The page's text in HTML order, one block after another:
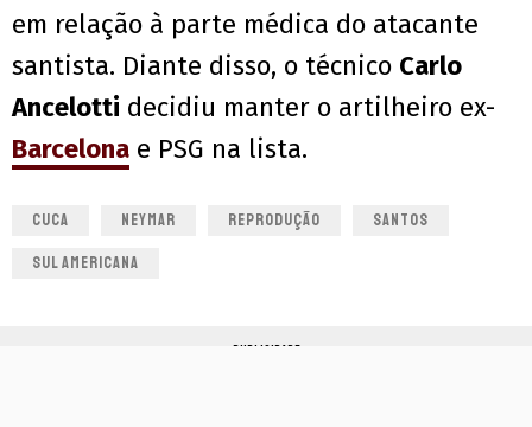
em relação à parte médica do atacante
santista. Diante disso, o técnico Carlo
Ancelotti decidiu manter o artilheiro ex-
Barcelona e PSG na lista.
CUCA NEYMAR REPRODUÇÃO SANTOS
SUL AMERICANA
PUBLICIDADE